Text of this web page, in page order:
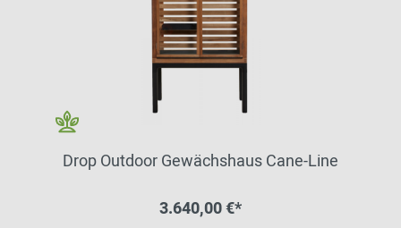
Drop Outdoor Gewächshaus Cane-Line
3.640,00 €*